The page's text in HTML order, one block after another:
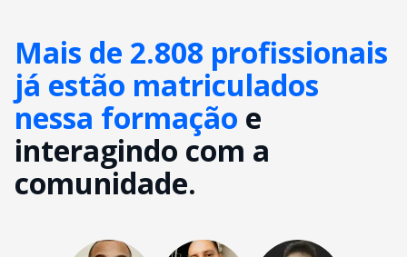
Mais de 2.808 profissionais
já estão matriculados
nessa formação e
interagindo com a
comunidade.